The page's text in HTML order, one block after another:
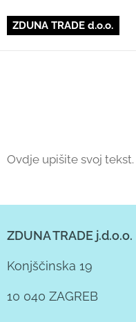
ZDUNA TRADE d.o.o.
Ovdje upišite svoj tekst.
ZDUNA TRADE j.d.o.o.
Konjščinska 19
10 040 ZAGREB